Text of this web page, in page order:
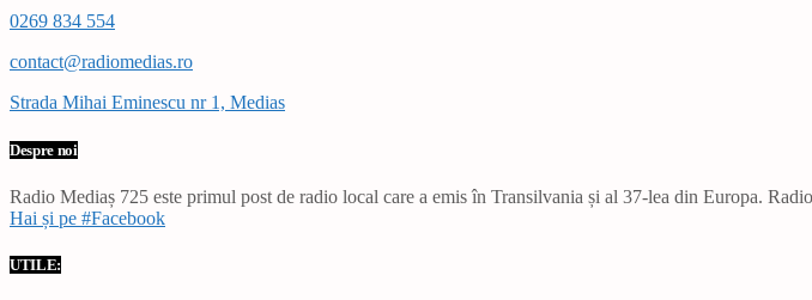
0269 834 554
contact@radiomedias.ro
Strada Mihai Eminescu nr 1, Medias
Despre noi
Radio Mediaș 725 este primul post de radio local care a emis în Transilvania și al 37-lea din Europa.
Hai și pe #Facebook
UTILE: